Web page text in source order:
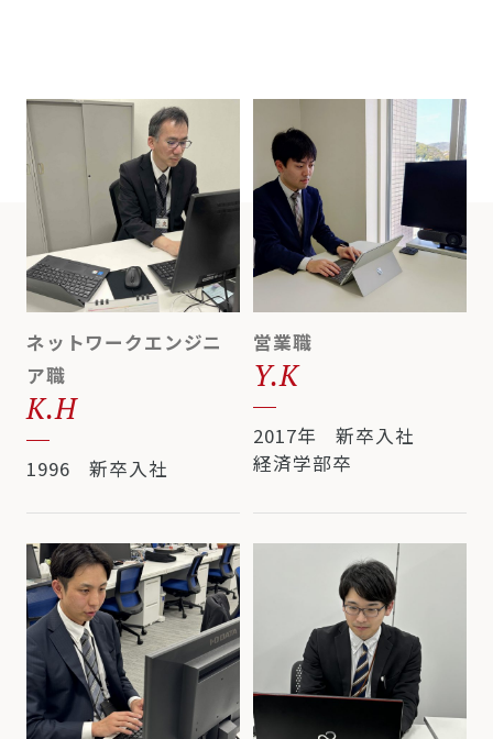
ネットワークエンジニ
ア職
K.H
1996 新卒入社
営業職
Y.K
2017年 新卒入社
経済学部卒